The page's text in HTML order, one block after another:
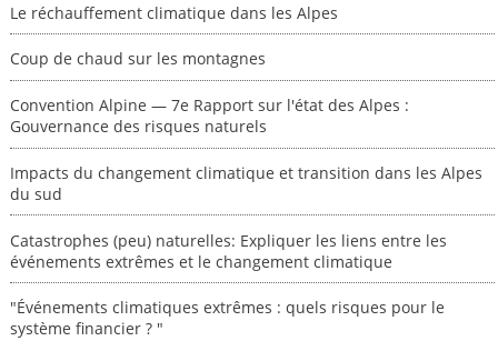
Le réchauffement climatique dans les Alpes
Coup de chaud sur les montagnes
Convention Alpine — 7e Rapport sur l'état des Alpes :
Gouvernance des risques naturels
Impacts du changement climatique et transition dans les Alpes
du sud
Catastrophes (peu) naturelles: Expliquer les liens entre les
événements extrêmes et le changement climatique
"Événements climatiques extrêmes : quels risques pour le
système financier ? "